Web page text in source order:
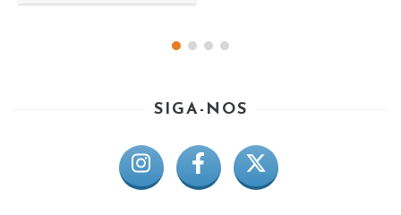
SIGA-NOS